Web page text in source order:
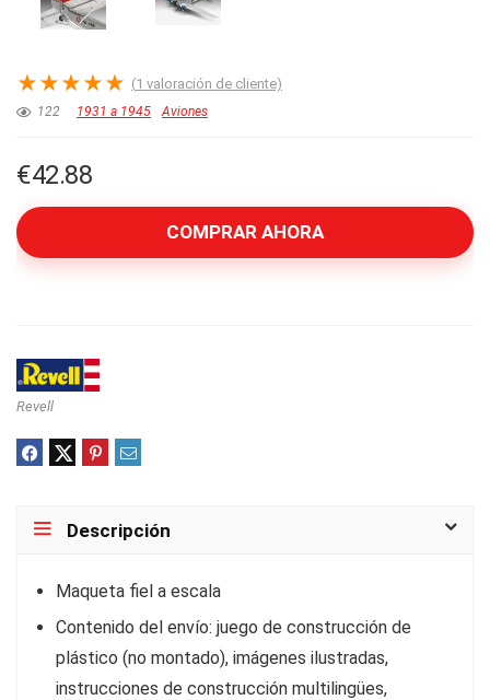
★★★★★ (1 valoración de cliente)
122 1931 a 1945 Aviones
€42.88
COMPRAR AHORA
Revell
Descripción
Maqueta fiel a escala
Contenido del envío: juego de construcción de
plástico (no montado), imágenes ilustradas,
instrucciones de construcción multilingües,